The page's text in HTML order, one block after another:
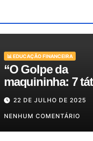
📊 EDUCAÇÃO FINANCEIRA
“O Golpe da
maquininha: 7
de criminosos e
proteger seu
seus clientes!”
22 DE JULHO DE 2025
NENHUM COMENTÁRIO